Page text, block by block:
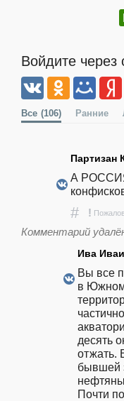
Войдите через
Все (106) Ранние
Партизан
А РОССИЯ
# !
Комментарий
Ива
Вы все
в Южном
десять
отжать.
бывшей
Почти